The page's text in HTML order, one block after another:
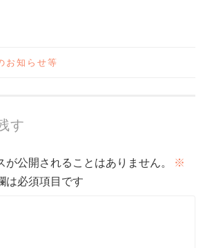
お知らせ等
す
が公開されることはありません。
※
は必須項目です